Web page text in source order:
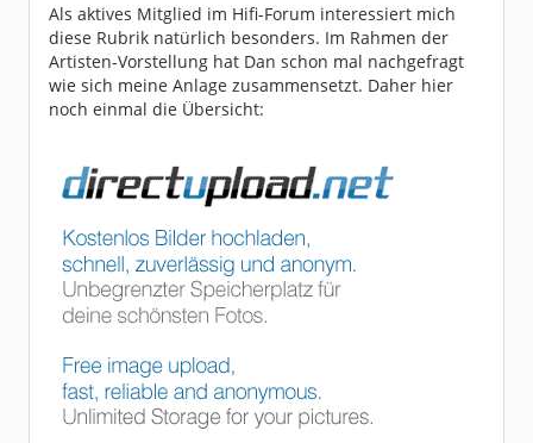
Als aktives Mitglied im Hifi-Forum interessiert mich
diese Rubrik natürlich besonders. Im Rahmen der
Artisten-Vorstellung hat Dan schon mal nachgefragt
wie sich meine Anlage zusammensetzt. Daher hier
noch einmal die Übersicht: